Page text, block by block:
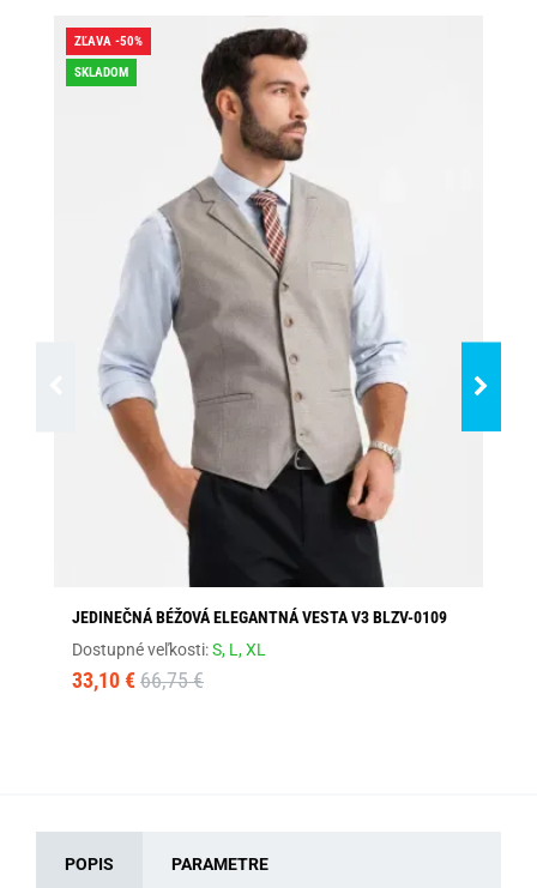
ZĽAVA -50%
SKLADOM
JEDINEČNÁ BÉŽOVÁ ELEGANTNÁ VESTA V3 BLZV-0109
Dostupné veľkosti:S, L,XL
33,10 € 66,75 €
POPIS PARAMETRE